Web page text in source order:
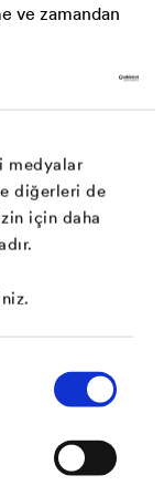
medyalar
diğerleri de
için daha
ve zamandan
sağdan sola
tam
fire
sağlar.